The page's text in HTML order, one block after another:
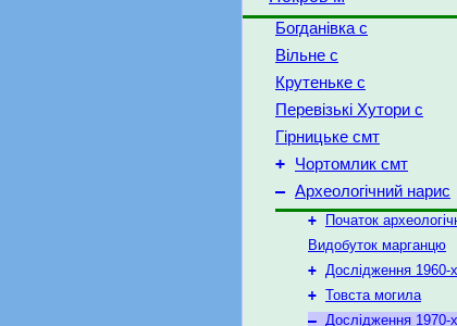
Богданівка с
Вільне с
Крутеньке с
Перевізькі Хутори с
Гірницьке смт
+ Чортомлик смт
– Археологічний нарис
+
Початок
Видобуток марганцю
+ Дослідження 1960-х
+ Товста могила
– Дослідження 1970-